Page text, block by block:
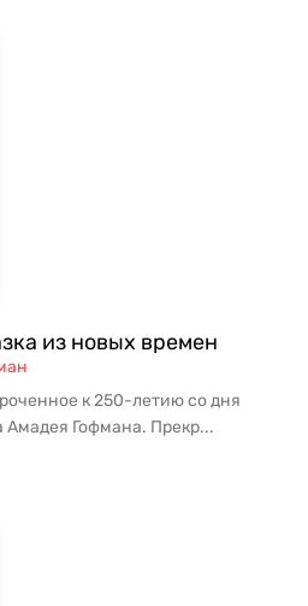
из новых времен
к 250-летию со дня
Гофмана. Прекр...